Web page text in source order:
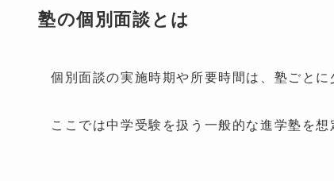
塾の個別面談とは
個別面談の実施時期や所要時間は、塾ごとに
ここでは中学受験を扱う一般的な進学塾を想